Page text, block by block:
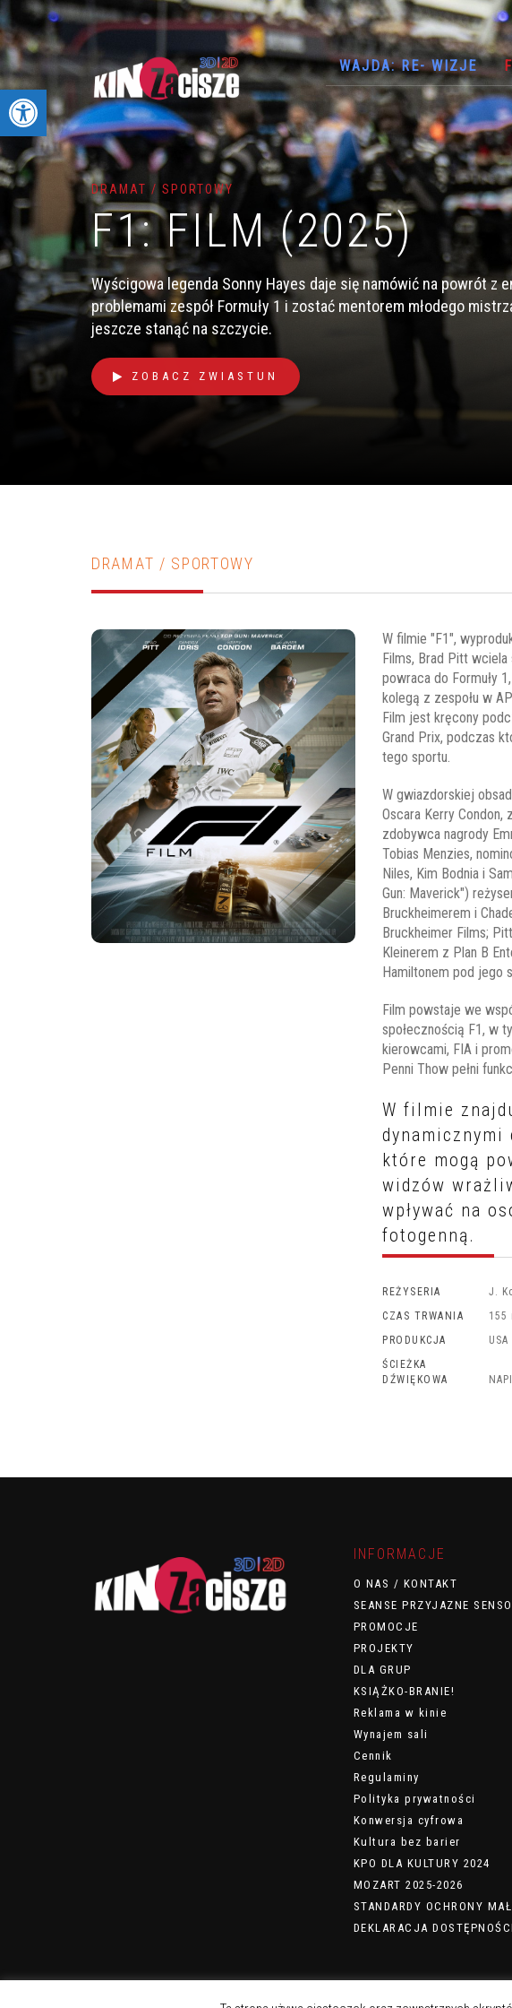
Otwórz pasek narzędzi
WAJDA: RE- WIZJE
DRAMAT / SPORTOWY
F1: FILM (2025)
Wyścigowa legenda Sonny Hayes daje się namówić na powrót z
problemami zespół Formuły 1 i zostać mentorem młodego
jeszcze stanąć na szczycie.
ZOBACZ ZWIASTUN
DRAMAT / SPORTOWY
W filmie "F1",
Films, Brad Pitt
powraca do Formuły
kolegą z zespołu w
Film jest kręcony
Grand Prix, podczas
tego sportu.
W gwiazdorskiej
Oscara Kerry Condon,
zdobywca nagrody
Tobias Menzies,
Niles, Kim Bodnia i
Gun: Maverick")
Bruckheimerem i
Bruckheimer Films;
Kleinerem z Plan B
Hamiltonem pod jego
Film powstaje we
społecznością F1, w
kierowcami, FIA i
Penni Thow pełni
W filmie
które mogą
widzów
wpływać na
fotogenną.
REŻYSERIA
J.
CZAS TRWANIA
155
PRODUKCJA
USA
ŚCIEŻKA
DŹWIĘKOWA
INFORMACJE
O NAS / KONTAKT
SEANSE PRZYJAZNE
PROMOCJE
PROJEKTY
DLA GRUP
KSIĄŻKO-BRANIE!
Reklama w kinie
Wynajem sali
Cennik
Regulaminy
Polityka prywatności
Konwersja cyfrowa
Kultura bez barier
KPO DLA KULTURY 2024
MOZART 2025-2026
STANDARDY OCHRONY
DEKLARACJA DOSTĘPNOŚCI